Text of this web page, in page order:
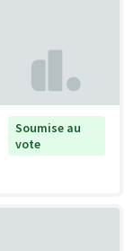
Soumise au
vote